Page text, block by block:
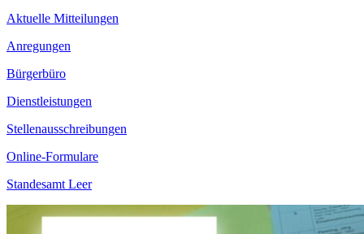
Aktuelle Mitteilungen
Anregungen
Bürgerbüro
Dienstleistungen
Stellenausschreibungen
Online-Formulare
Standesamt Leer